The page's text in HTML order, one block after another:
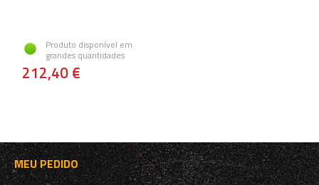
Produto disponível em
grandes quantidades
212,40 €
MEU PEDIDO